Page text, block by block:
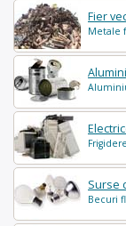
Fier
Metale
Surse
Becuri